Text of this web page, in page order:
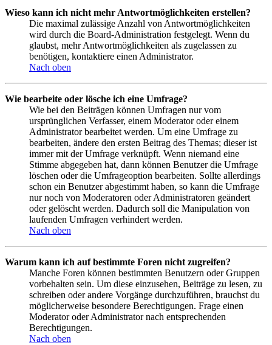
Wieso kann ich nicht mehr Antwortmöglichkeiten erstellen?
Die maximal zulässige Anzahl von Antwortmöglichkeiten
wird durch die Board-Administration festgelegt. Wenn du
glaubst, mehr Antwortmöglichkeiten als zugelassen zu
benötigen, kontaktiere einen Administrator.
Nach oben
Wie bearbeite oder lösche ich eine Umfrage?
Wie bei den Beiträgen können Umfragen nur vom
ursprünglichen Verfasser, einem Moderator oder einem
Administrator bearbeitet werden. Um eine Umfrage zu
bearbeiten, ändere den ersten Beitrag des Themas; dieser ist
immer mit der Umfrage verknüpft. Wenn niemand eine
Stimme abgegeben hat, dann können Benutzer die Umfrage
löschen oder die Umfrageoption bearbeiten. Sollte allerdings
schon ein Benutzer abgestimmt haben, so kann die Umfrage
nur noch von Moderatoren oder Administratoren geändert
oder gelöscht werden. Dadurch soll die Manipulation von
laufenden Umfragen verhindert werden.
Nach oben
Warum kann ich auf bestimmte Foren nicht zugreifen?
Manche Foren können bestimmten Benutzern oder Gruppen
vorbehalten sein. Um diese einzusehen, Beiträge zu lesen, zu
schreiben oder andere Vorgänge durchzuführen, brauchst du
möglicherweise besondere Berechtigungen. Frage einen
Moderator oder Administrator nach entsprechenden
Berechtigungen.
Nach oben